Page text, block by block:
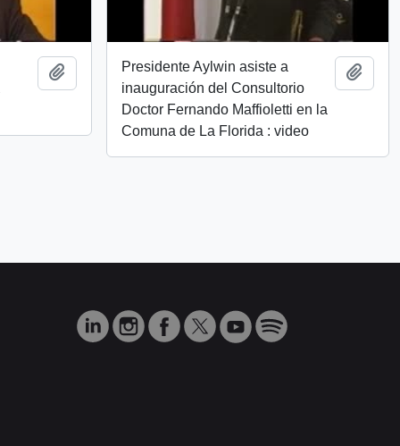
Añadir al portapapeles
Presidente Aylwin asiste a
inauguración del Consultorio
Doctor Fernando Maffioletti en la
Comuna de La Florida : video